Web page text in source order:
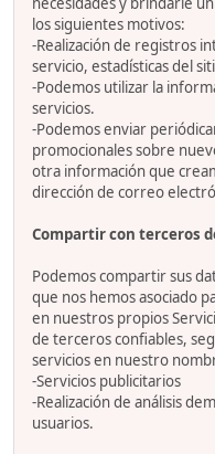
los siguientes motivos:
-Realización de registros
servicio, estadísticas del
-Podemos utilizar la
servicios.
-Podemos enviar
promocionales sobre
otra información que
dirección de correo
Compartir con terceros
Podemos compartir sus
que nos hemos asociado
en nuestros propios
de terceros confiables,
servicios en nuestro
-Servicios publicitarios
-Realización de análisis
usuarios.